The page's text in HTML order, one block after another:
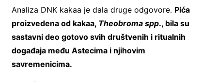
Analiza DNK kakaa je dala druge odgovore. Pića
proizvedena od kakaa, Theobroma spp., bila su
sastavni deo gotovo svih društvenih i ritualnih
događaja među Astecima i njihovim
savremenicima.